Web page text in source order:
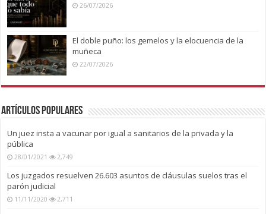
26/07/2026
El doble puño: los gemelos y la elocuencia de la
muñeca
22/07/2026
Artículos Populares
Un juez insta a vacunar por igual a sanitarios de la privada y la
pública
28/01/2021 2,749
Los juzgados resuelven 26.603 asuntos de cláusulas suelos tras el
parón judicial
11/11/2020 2,711